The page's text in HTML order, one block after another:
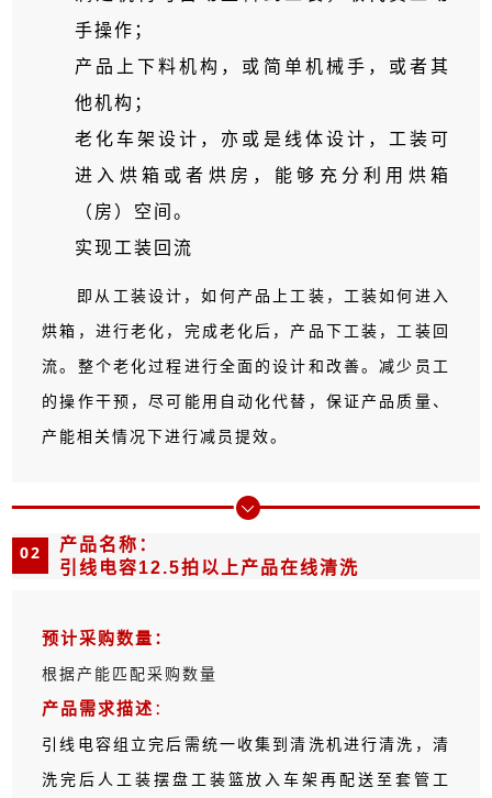
手操作；
产品上下料机构，或简单机械手，或者其
他机构；
老化车架设计，亦或是线体设计，工装可
进入烘箱或者烘房，能够充分利用烘箱
（房）空间。
实现工装回流
即从工装设计，如何产品上工装，工装如何进入
烘箱，进行老化，完成老化后，产品下工装，工装回
流。整个老化过程进行全面的设计和改善。减少员工
的操作干预，尽可能用自动化代替，保证产品质量、
产能相关情况下进行减员提效。
02
产品名称：
引线电容12.5拍以上产品在线清洗
预计采购数量：
根据产能匹配采购数量
产品需求描述 ：
引线电容组立完后需统一收集到清洗机进行清洗，清
洗完后人工装摆盘工装篮放入车架再配送至套管工